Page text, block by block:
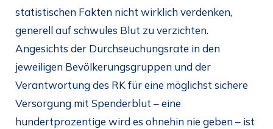
statistischen Fakten nicht wirklich verdenken,
generell auf schwules Blut zu verzichten.
Angesichts der Durchseuchungsrate in den
jeweiligen Bevölkerungsgruppen und der
Verantwortung des RK für eine möglichst sichere
Versorgung mit Spenderblut – eine
hundertprozentige wird es ohnehin nie geben – ist